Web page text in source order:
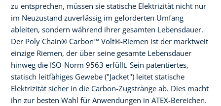
zu entsprechen, müssen sie statische Elektrizität nicht nur
im Neuzustand zuverlässig im geforderten Umfang
ableiten, sondern während ihrer gesamten Lebensdauer.
Der Poly Chain® Carbon™ Volt®-Riemen ist der marktweit
einzige Riemen, der über seine gesamte Lebensdauer
hinweg die ISO-Norm 9563 erfüllt. Sein patentiertes,
statisch leitfähiges Gewebe ("Jacket") leitet statische
Elektrizität sicher in die Carbon-Zugstränge ab. Dies macht
ihn zur besten Wahl für Anwendungen in ATEX-Bereichen.